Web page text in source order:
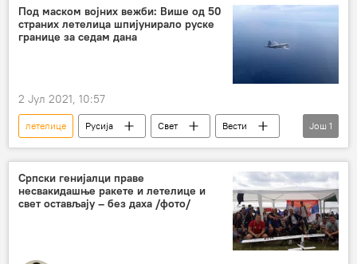
Русија – друштво
војна авијација
Под маском војних вежби: Више од 50
страних летелица шпијунирало руске
границе за седам дана
2 Јул 2021, 10:57
летелице Русија Свет
Вести
шпијунирање
Још 1
Српски генијалци праве
несвакидашње ракете и летелице и
свет остављају – без даха /фото/